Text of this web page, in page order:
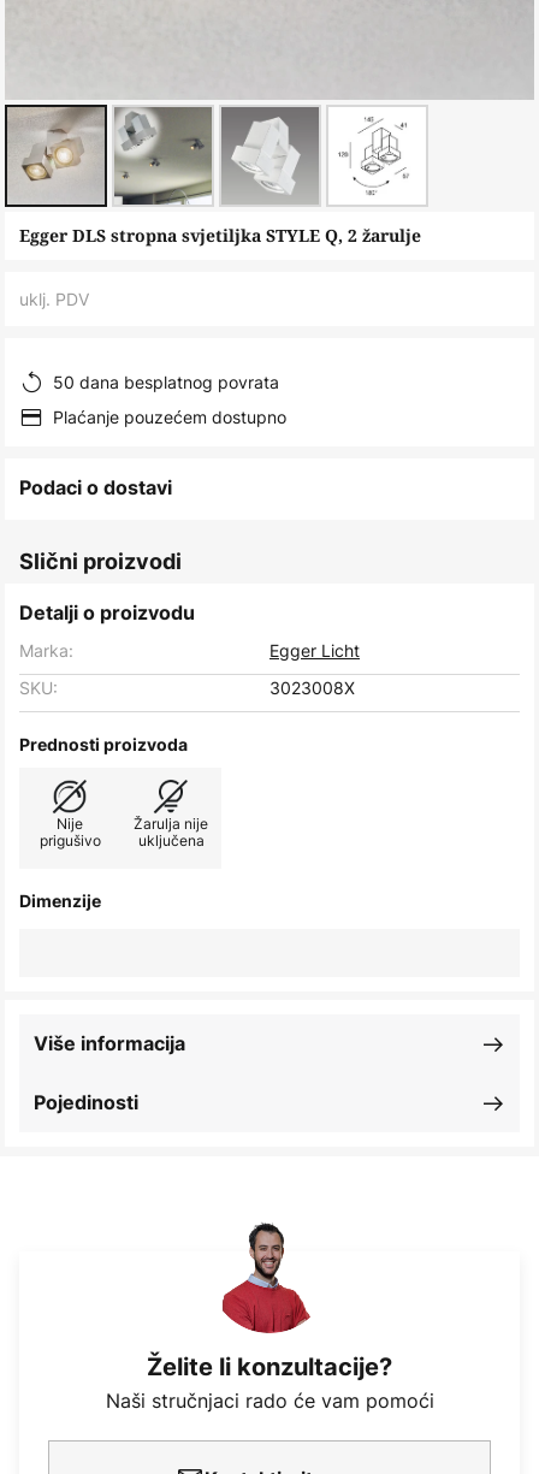
Skip
beginning
the
images
Egger DLS stropna svjetiljka STYLE Q, 2 žarulje
uklj. PDV
50 dana besplatnog povrata
Plaćanje pouzećem dostupno
Podaci o dostavi
Slični proizvodi
Detalji o proizvodu
Marka:
Egger Licht
SKU:
3023008X
Prednosti proizvoda
Nije
prigušivo
Žarulja nije
uključena
Dimenzije
Pojedinosti
Više informacija
Želite li konzultacije?
Naši stručnjaci rado će vam pomoći